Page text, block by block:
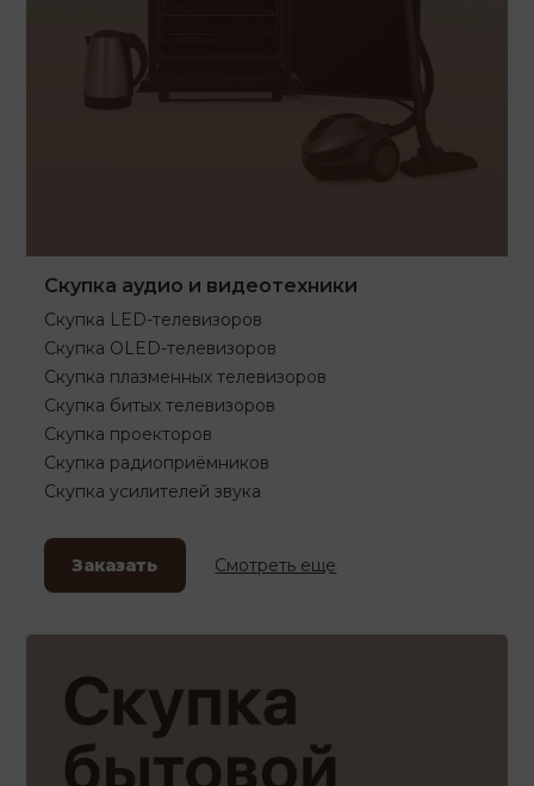
Скупка аудио и видеотехники
Скупка LED-телевизоров
Скупка OLED-телевизоров
Скупка плазменных телевизоров
Скупка битых телевизоров
Скупка проекторов
Скупка радиоприёмников
Скупка усилителей звука
Заказать Смотреть еще